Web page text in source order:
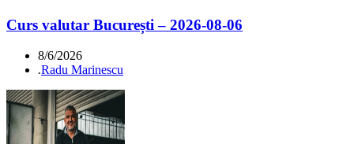
Curs valutar București – 2026-08-06
8/6/2026
.Radu Marinescu